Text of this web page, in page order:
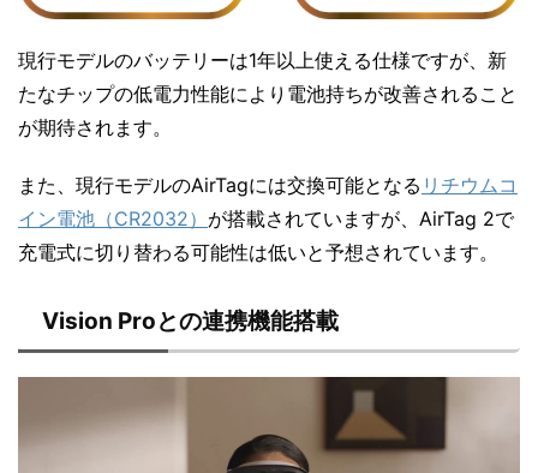
現行モデルのバッテリーは1年以上使える仕様ですが、新
たなチップの低電力性能により電池持ちが改善されること
が期待されます。
また、現行モデルのAirTagには交換可能となる リチウムコ
イン電池（CR2032） が搭載されていますが、AirTag 2で
充電式に切り替わる可能性は低いと予想されています。
Vision Proとの連携機能搭載